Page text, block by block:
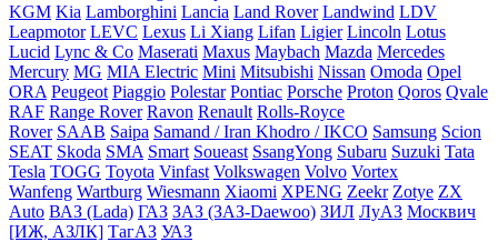
KGM Kia Lamborghini Lancia Land Rover Landwind LDV
Leapmotor LEVC Lexus Li Xiang Lifan Ligier Lincoln Lotus
Lucid Lync & Co Maserati Maxus Maybach Mazda Mercedes
Mercury MG MIA Electric Mini Mitsubishi Nissan Omoda Opel
ORA Peugeot Piaggio Polestar Pontiac Porsche Proton Qoros Qvale
RAF Range Rover Ravon Renault Rolls-Royce
Rover SAAB Saipa Samand / Iran Khodro / IKCO Samsung Scion
SEAT Skoda SMA Smart Soueast SsangYong Subaru Suzuki Tata
Tesla TOGG Toyota Vinfast Volkswagen Volvo Vortex
Wanfeng Wartburg Wiesmann Xiaomi XPENG Zeekr Zotye ZX
Auto ВАЗ (Lada) ГАЗ ЗАЗ (ЗАЗ-Daewoo) ЗИЛ ЛуАЗ Москвич
[ИЖ, АЗЛК] ТагАЗ УАЗ